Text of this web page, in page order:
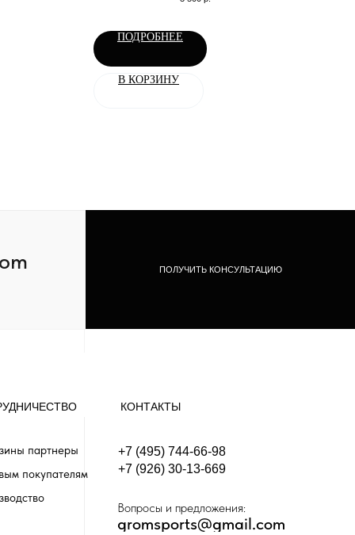
ПОДРОБНЕЕ
В КОРЗИНУ
ПОЛУЧИТЬ КОНСУЛЬТАЦИЮ
партнеры
покупателям
КОНТАКТЫ
+7 (495) 744-66-98
+7 (926) 30-13-669
gromsports@gmail.com
Вопросы и предложения: